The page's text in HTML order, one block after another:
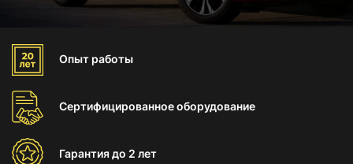
Опыт работы
Сертифицированноеоборудование
Гарантиядо 2 лет